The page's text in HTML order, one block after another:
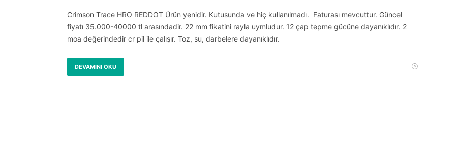
Crimson Trace HRO REDDOT Ürün yenidir. Kutusunda ve hiç kullanılmadı. Faturası mevcuttur. Güncel
fiyatı 35.000-40000 tl arasındadir. 22 mm fikatini rayla uymludur. 12 çap tepme gücüne dayanıklıdır. 2
moa değerindedir cr pil ile çalışır. Toz, su, darbelere dayanıklıdır.
DEVAMINI OKU